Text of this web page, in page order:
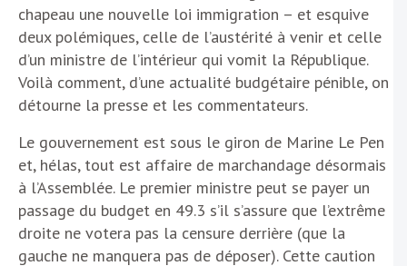
chapeau une nouvelle loi immigration – et esquive
deux polémiques, celle de l’austérité à venir et celle
d’un ministre de l’intérieur qui vomit la République.
Voilà comment, d’une actualité budgétaire pénible, on
détourne la presse et les commentateurs.
Le gouvernement est sous le giron de Marine Le Pen
et, hélas, tout est affaire de marchandage désormais
à l’Assemblée. Le premier ministre peut se payer un
passage du budget en 49.3 s’il s’assure que l’extrême
droite ne votera pas la censure derrière (que la
gauche ne manquera pas de déposer). Cette caution